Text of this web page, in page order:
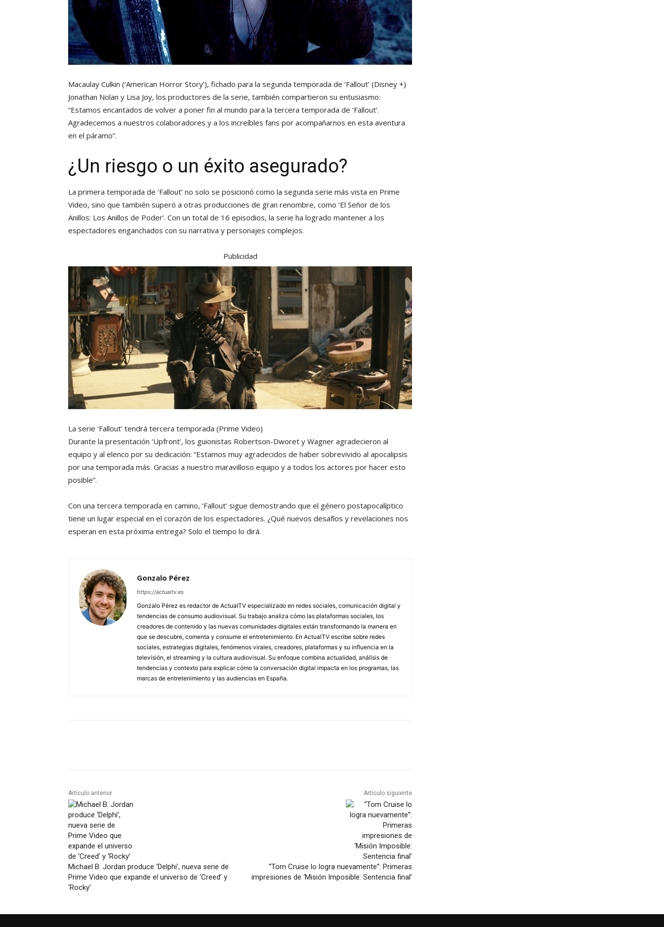
Macaulay Culkin (‘American Horror Story’), fichado para la segunda temporada de ‘Fallout’ (Disney +)
Jonathan Nolan y Lisa Joy, los productores de la serie, también compartieron su entusiasmo:
“Estamos encantados de volver a poner fin al mundo para la tercera temporada de ‘Fallout’.
Agradecemos a nuestros colaboradores y a los increíbles fans por acompañarnos en esta aventura
en el páramo”.
¿Un riesgo o un éxito asegurado?
La primera temporada de ‘Fallout’ no solo se posicionó como la segunda serie más vista en Prime
Video, sino que también superó a otras producciones de gran renombre, como ‘El Señor de los
Anillos: Los Anillos de Poder’. Con un total de 16 episodios, la serie ha logrado mantener a los
espectadores enganchados con su narrativa y personajes complejos.
Publicidad
La serie ‘Fallout’ tendrá tercera temporada (Prime Video)
Durante la presentación ‘Upfront’, los guionistas Robertson-Dworet y Wagner agradecieron al
equipo y al elenco por su dedicación: “Estamos muy agradecidos de haber sobrevivido al apocalipsis
por una temporada más. Gracias a nuestro maravilloso equipo y a todos los actores por hacer esto
posible”.
Con una tercera temporada en camino, ‘Fallout’ sigue demostrando que el género postapocalíptico
tiene un lugar especial en el corazón de los espectadores. ¿Qué nuevos desafíos y revelaciones nos
esperan en esta próxima entrega? Solo el tiempo lo dirá.
Gonzalo Pérez
https://actualtv.es
Gonzalo Pérez es redactor de ActualTV especializado en redes sociales, comunicación digital y
tendencias de consumo audiovisual. Su trabajo analiza cómo las plataformas sociales, los
creadores de contenido y las nuevas comunidades digitales están transformando la manera en
que se descubre, comenta y consume el entretenimiento. En ActualTV escribe sobre redes
sociales, estrategias digitales, fenómenos virales, creadores, plataformas y su influencia en la
televisión, el streaming y la cultura audiovisual. Su enfoque combina actualidad, análisis de
tendencias y contexto para explicar cómo la conversación digital impacta en los programas, las
marcas de entretenimiento y las audiencias en España.
Artículo anterior
Michael B. Jordan produce ‘Delphi’, nueva serie de
Prime Video que expande el universo de ‘Creed’ y
‘Rocky’
Artículo siguiente
“Tom Cruise lo logra nuevamente”: Primeras
impresiones de ‘Misión Imposible: Sentencia final’